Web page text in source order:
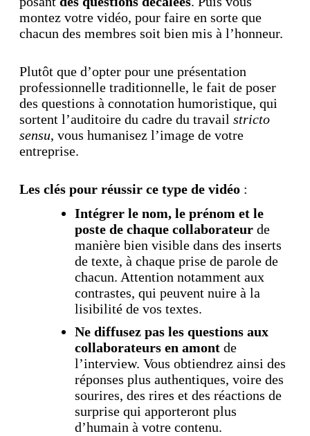
montez votre vidéo, pour faire en sorte que
chacun des membres soit bien mis à l’honneur.
Plutôt que d’opter pour une présentation
professionnelle traditionnelle, le fait de poser
des questions à connotation humoristique, qui
sortent l’auditoire du cadre du travail stricto
sensu, vous humanisez l’image de votre
entreprise.
Les clés pour réussir ce type de vidéo :
Intégrer le nom, le prénom et le
poste de chaque collaborateur de
manière bien visible dans des inserts
de texte, à chaque prise de parole de
chacun. Attention notamment aux
contrastes, qui peuvent nuire à la
lisibilité de vos textes.
Ne diffusez pas les questions aux
collaborateurs en amont de
l’interview. Vous obtiendrez ainsi des
réponses plus authentiques, voire des
sourires, des rires et des réactions de
surprise qui apporteront plus
d’humain à votre contenu.